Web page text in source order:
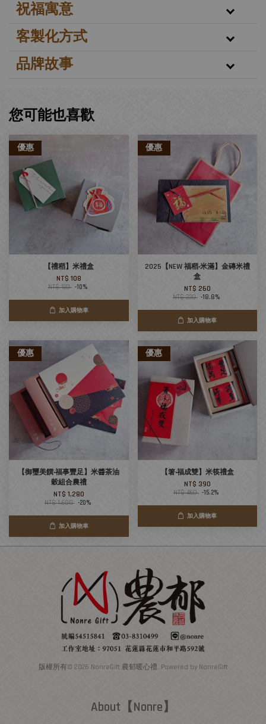
祝福寓意
客製化方式
品牌故事
您可能也喜歡
優惠
【禮稻】米禮盒
NT$ 108
NT$ 120 -10%
加入購物車
優惠
2025【NEW 福稻‧米滿】金磚米禮
盒
NT$ 260
NT$ 320 -18.8%
加入購物車
優惠
【御璽美饌‧福事豐足】米醬茶油
穀組合農禮
NT$ 1,280
NT$ 1,600 -20%
加入購物車
優惠
【箸‧福成雙】米筷禮盒
NT$ 390
NT$ 460 -15.2%
加入購物車
版權所有© 2026 NonreGift 農郁暖心禮. Powered by NonreGift
About【Nonre】